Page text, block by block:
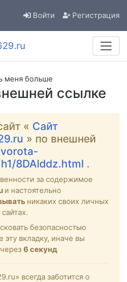
Войти Регистрация
ссылке
меня больше
« Сайт
» по внешней
8DAlddz.html .
за содержимое
и настоятельно
никаких своих личных
безопасностью
эту вкладку, иначе вы
6 секунд
всегда заботится о